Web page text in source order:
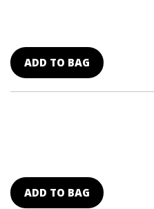
ADD TO BAG
ADD TO BAG